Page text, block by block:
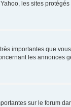
les sites
importantes que
les annonces
sur le forum